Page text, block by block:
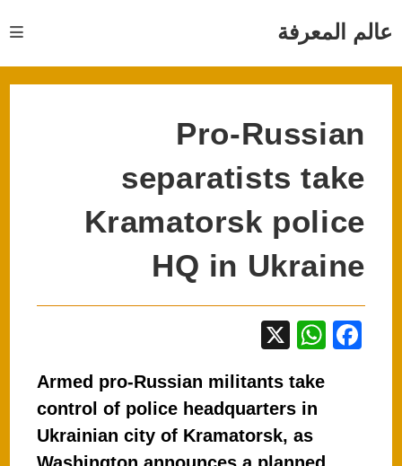
عالم المعرفة
Pro-Russian
separatists take
Kramatorsk police
HQ in Ukraine
F
c
e
b
W
at
s
A
Armed pro-Russian militants take
control of police headquarters in
Ukrainian city of Kramatorsk, as